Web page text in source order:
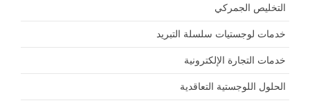
التخليص الجمركي
خدمات لوجستيات سلسلة التبريد
خدمات التجارة الإلكترونية
الحلول اللوجستية التعاقدية